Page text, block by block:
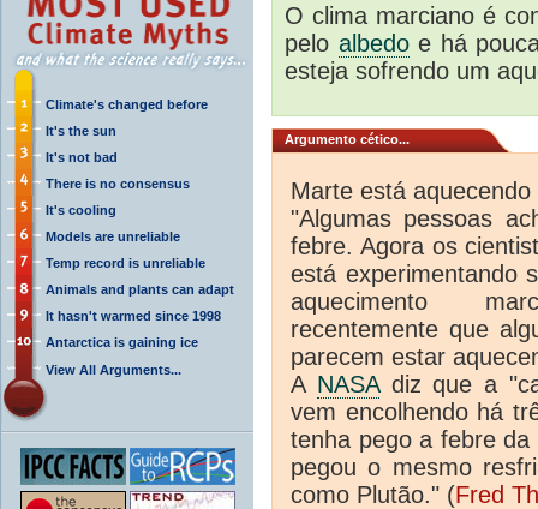
Climate's changed before
It's the sun
It's not bad
There is no consensus
It's cooling
Models are unreliable
Temp record is unreliable
Animals and plants can adapt
It hasn't warmed since 1998
Antarctica is gaining ice
View All Arguments...
O clima marciano é
pelo albedo e há
esteja sofrendo um
Argumento cético...
Marte está aquecendo
"Algumas pessoas
febre. Agora os
está experimentando
aquecimento
recentemente que
parecem estar
A NASAdiz que a
vem encolhendo há
tenha pego a febre
pegou o mesmo
como Plutão." (Fred